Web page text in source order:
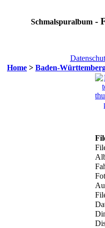
Schmalspuralbum-
Home > Baden-